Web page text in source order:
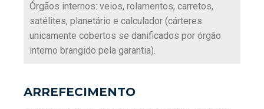
Órgãos internos: veios, rolamentos, carretos,
satélites, planetário e calculador (cárteres
unicamente cobertos se danificados por órgão
interno brangido pela garantia).
ARREFECIMENTO